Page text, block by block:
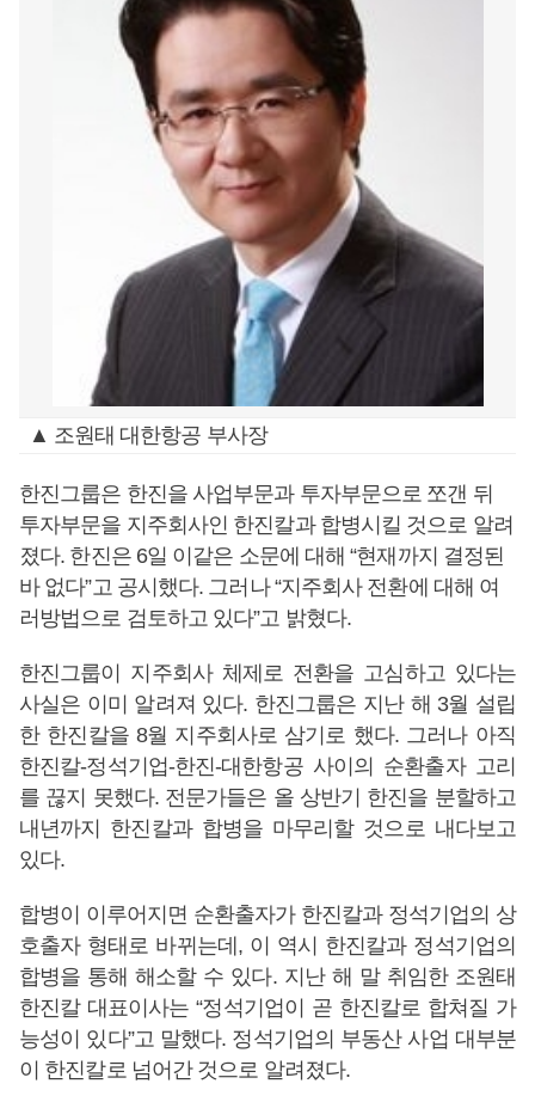
▲ 조원태 대한항공 부사장
한진그룹은 한진을 사업부문과 투자부문으로 쪼갠 뒤
투자부문을 지주회사인 한진칼과 합병시킬 것으로 알려
졌다. 한진은 6일 이같은 소문에 대해 “현재까지 결정된
바 없다”고 공시했다. 그러나 “지주회사 전환에 대해 여
러방법으로 검토하고 있다”고 밝혔다.
한진그룹이 지주회사 체제로 전환을 고심하고 있다는
사실은 이미 알려져 있다. 한진그룹은 지난 해 3월 설립
한 한진칼을 8월 지주회사로 삼기로 했다. 그러나 아직
한진칼-정석기업-한진-대한항공 사이의 순환출자 고리
를 끊지 못했다. 전문가들은 올 상반기 한진을 분할하고
내년까지 한진칼과 합병을 마무리할 것으로 내다보고
있다.
합병이 이루어지면 순환출자가 한진칼과 정석기업의 상
호출자 형태로 바뀌는데, 이 역시 한진칼과 정석기업의
합병을 통해 해소할 수 있다. 지난 해 말 취임한 조원태
한진칼 대표이사는 “정석기업이 곧 한진칼로 합쳐질 가
능성이 있다”고 말했다. 정석기업의 부동산 사업 대부분
이 한진칼로 넘어간 것으로 알려졌다.